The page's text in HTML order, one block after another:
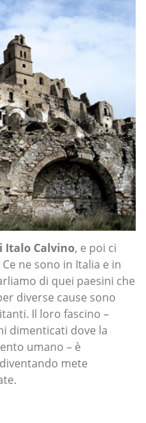
Italo Calvino, e poi ci
Ce ne sono in Italia e in
di quei paesini che
diverse cause sono
Il loro fascino –
dimenticati dove la
umano – è
mete